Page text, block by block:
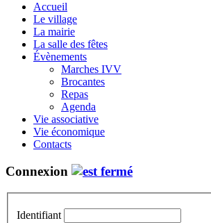
Accueil
Le village
La mairie
La salle des fêtes
Évènements
Marches IVV
Brocantes
Repas
Agenda
Vie associative
Vie économique
Contacts
Connexion
Identifiant